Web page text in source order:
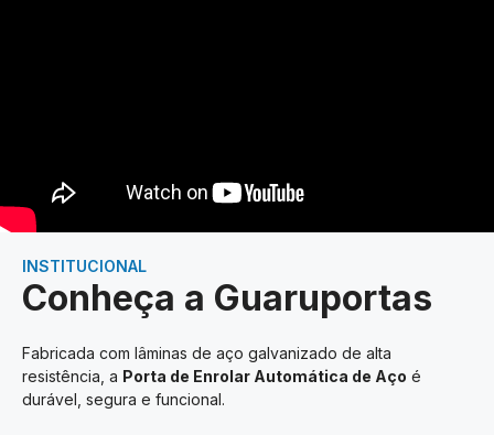
INSTITUCIONAL
Conheça a Guaruportas
Fabricada com lâminas de aço galvanizado de alta
resistência, a Porta de Enrolar Automática de Aço é
durável, segura e funcional.